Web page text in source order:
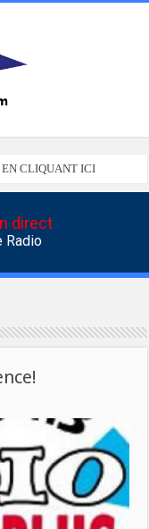
EN CLIQUANT ICI
direct
Radio